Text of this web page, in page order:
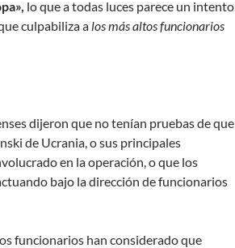
lo que a todas luces parece un intento
culpabiliza a los más altos funcionarios
dijeron que no tenían pruebas de que
de Ucrania, o sus principales
en la operación, o que los
bajo la dirección de funcionarios
funcionarios han considerado que